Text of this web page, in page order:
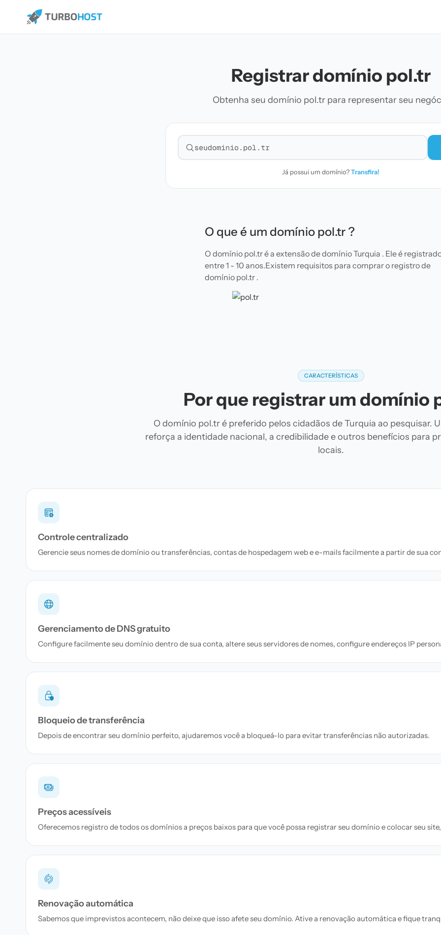
Registrar domínio pol.tr
Obtenha seu domínio pol.tr para representar seu
Pesquisar domínio
Já possui um domínio?Transfira!
O que é um domínio pol.tr ?
O domínio pol.tr é a extensão de domínio Turquia . Ele é
entre 1 - 10 anos.Existem requisitos para comprar o registro de
domínio pol.tr .
CARACTERÍSTICAS
Por que registrar um domínio
O domínio pol.tr é preferido pelos cidadãos de Turquia ao pesquisar.
reforça a identidade nacional, a credibilidade e outros benefícios para
locais.
Controle centralizado
Gerencie seus nomes de domínio ou transferências, contas de hospedagem web e e-mails facilmente a partir de sua
Gerenciamento de DNS gratuito
Configure facilmente seu domínio dentro de sua conta, altere seus servidores de nomes, configure endereços IP
Bloqueio de transferência
Depois de encontrar seu domínio perfeito, ajudaremos você a bloqueá-lo para evitar transferências não autorizadas.
Preços acessíveis
Oferecemos registro de todos os domínios a preços baixos para que você possa registrar seu domínio e colocar seu
Renovação automática
Sabemos que imprevistos acontecem, não deixe que isso afete seu domínio. Ative a renovação automática e fique